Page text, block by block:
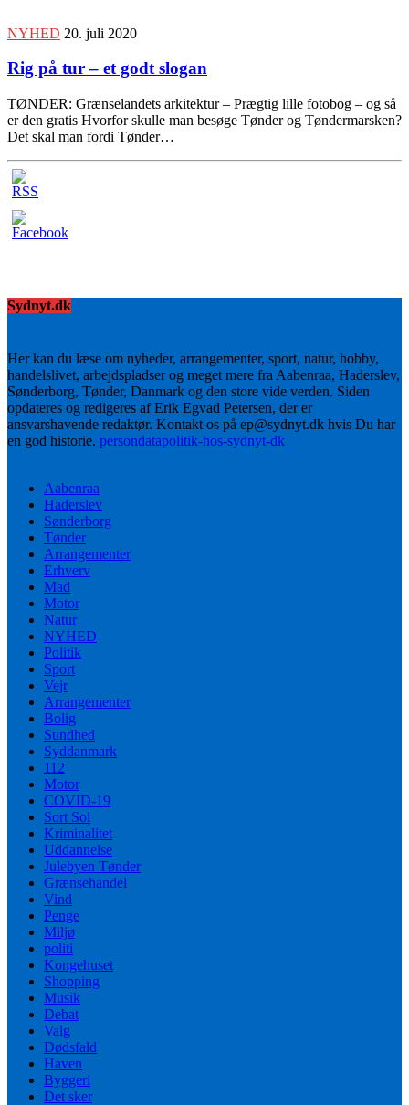
NYHED 20. juli 2020
Rig på tur – et godt slogan
TØNDER: Grænselandets arkitektur – Prægtig lille fotobog – og så
er den gratis Hvorfor skulle man besøge Tønder og Tøndermarsken?
Det skal man fordi Tønder…
Sydnyt.dk
Her kan du læse om nyheder, arrangementer, sport, natur, hobby,
handelslivet, arbejdspladser og meget mere fra Aabenraa, Haderslev,
Sønderborg, Tønder, Danmark og den store vide verden. Siden
opdateres og redigeres af Erik Egvad Petersen, der er
ansvarshavende redaktør. Kontakt os på ep@sydnyt.dk hvis Du har
en god historie. persondatapolitik-hos-sydnyt-dk
Aabenraa
Haderslev
Sønderborg
Tønder
Arrangementer
Erhverv
Mad
Motor
Natur
NYHED
Politik
Sport
Vejr
Arrangementer
Bolig
Sundhed
Syddanmark
112
Motor
COVID-19
Sort Sol
Kriminalitet
Uddannelse
Julebyen Tønder
Grænsehandel
Vind
Penge
Miljø
politi
Kongehuset
Shopping
Musik
Debat
Valg
Dødsfald
Haven
Byggeri
Det sker